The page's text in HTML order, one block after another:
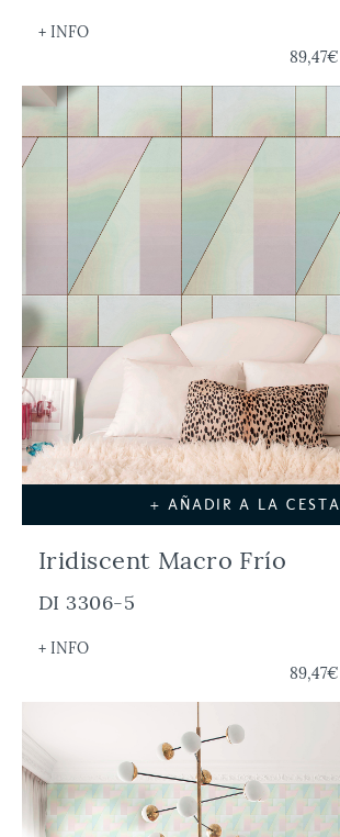
+ INFO
89,47€
+ AÑADIR A LA CESTA
Iridiscent Macro Frío
DI 3306-5
+ INFO
89,47€